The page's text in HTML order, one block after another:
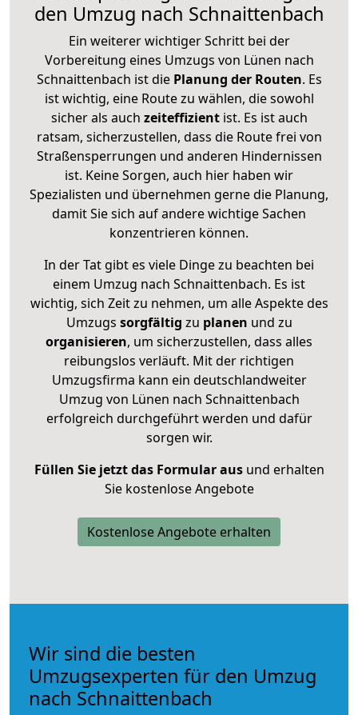
den Umzug nach Schnaittenbach
Ein weiterer wichtiger Schritt bei der
Vorbereitung eines Umzugs von Lünen nach
Schnaittenbach ist diePlanung der Routen. Es
ist wichtig, eine Route zu wählen, die sowohl
sicher als auch zeiteffizientist. Es ist auch
ratsam, sicherzustellen, dass die Route frei von
Straßensperrungen und anderen Hindernissen
ist. Keine Sorgen, auch hier haben wir
Spezialisten und übernehmen gerne die Planung,
damit Sie sich auf andere wichtige Sachen
konzentrieren können.
In der Tat gibt es viele Dinge zu beachten bei
einem Umzug nach Schnaittenbach. Es ist
wichtig, sich Zeit zu nehmen, um alle Aspekte des
Umzugs sorgfältig zu planen und zu
organisieren, um sicherzustellen, dass alles
reibungslos verläuft. Mit der richtigen
Umzugsfirma kann ein deutschlandweiter
Umzug von Lünen nach Schnaittenbach
erfolgreich durchgeführt werden und dafür
sorgen wir.
Füllen Sie jetzt das Formular ausund erhalten
Sie kostenlose Angebote
Kostenlose Angebote erhalten
Wir sind die besten
Umzugsexperten für den Umzug
nach Schnaittenbach